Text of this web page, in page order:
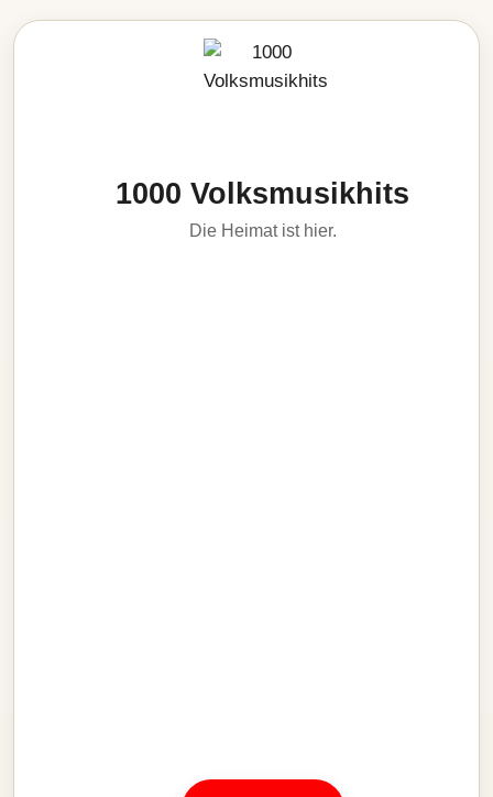
1000 Volksmusikhits
Die Heimat ist hier.